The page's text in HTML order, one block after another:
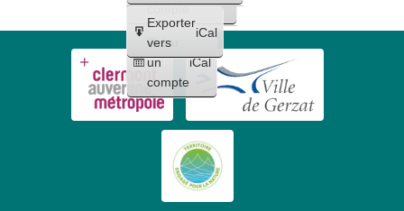
compte
Créer
un
compte
iCal
Exporter
vers
iCal